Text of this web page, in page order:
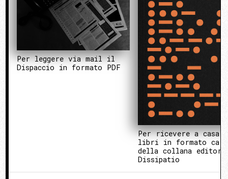
Per leggere via mail il
Dispaccio in formato PDF
Per ricevere a casa i
libri in formato
della collana
Dissipatio